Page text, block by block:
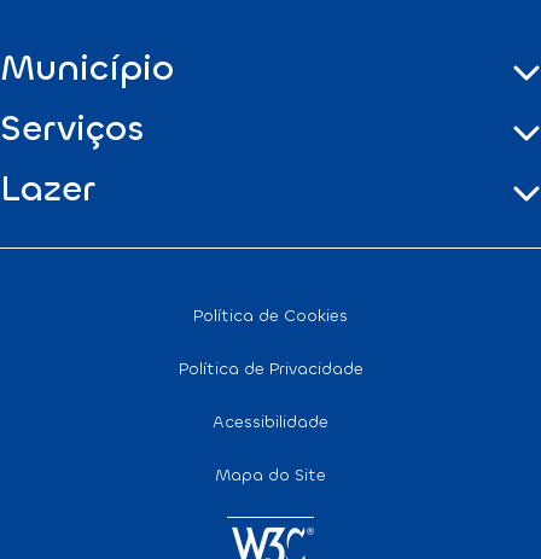
Município
Serviços
Lazer
Política de Cookies
Política de Privacidade
Acessibilidade
Mapa do Site